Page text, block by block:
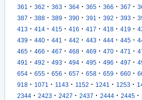
361
· 362 · 363 · 364 · 365 · 366 · 367 ·
387 · 388 · 389 · 390 · 391 · 392 · 393 ·
413 · 414 · 415 · 416 · 417 · 418 · 419 ·
439 · 440 · 441 · 442 · 443 · 444 · 445 ·
465 · 466 · 467 · 468 · 469 · 470 · 471 ·
491
· 492 · 493 · 494 · 495 · 496 · 497 ·
654 · 655 · 656 · 657 · 658 · 659 · 660 ·
918 · 1071 · 1143 · 1152 · 1241 · 1253 ·
2344 · 2423 · 2427 · 2437 · 2444 · 2445 ·